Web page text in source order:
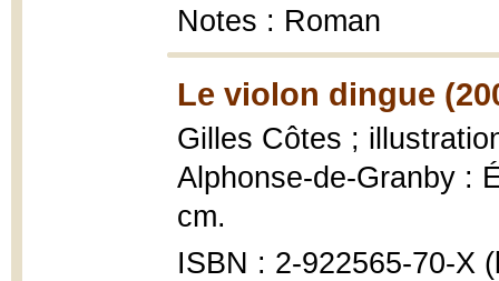
Notes : Roman
Le violon dingue
Gilles Côtes ;
Alphonse-de-Granby :
cm.
ISBN : 2-922565-70-X